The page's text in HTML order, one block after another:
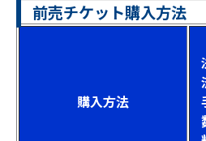
前売チケット購入方法
購入方法